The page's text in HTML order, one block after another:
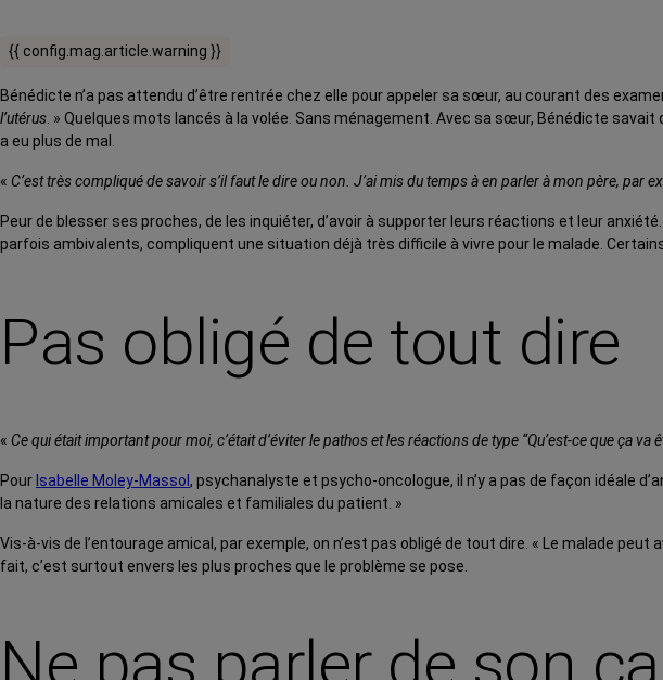
{{ config.mag.article.warning }}
Bénédicte n’a pas attendu d’être rentrée chez elle pour appeler sa sœur, au courant des
l’utérus. » Quelques mots lancés à la volée. Sans ménagement. Avec sa sœur, Bénédicte
a eu plus de mal.
« C’est très compliqué de savoir s’il faut le dire ou non. J’ai mis du temps à en parler à mon père, par
Peur de blesser ses proches, de les inquiéter, d’avoir à supporter leurs réactions et leur
parfois ambivalents, compliquent une situation déjà très difficile à vivre pour le malade.
Pas obligé de tout dire
« Ce qui était important pour moi, c’était d’éviter le pathos et les réactions de type “Qu’est-ce que ça va
Pour Isabelle Moley-Massol , psychanalyste et psycho-oncologue, il n’y a pas de façon idéale
la nature des relations amicales et familiales du patient. »
Vis-à-vis de l’entourage amical, par exemple, on n’est pas obligé de tout dire. « Le malade
fait, c’est surtout envers les plus proches que le problème se pose.
Ne pas parler de son